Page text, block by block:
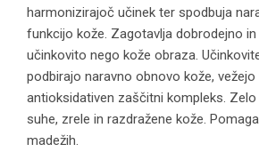
harmonizirajoč učinek ter spodbuja
funkcijo kože. Zagotavlja dobrodejno
učinkovito nego kože obraza.
podbirajo naravno obnovo kože, vežejo
antioksidativen zaščitni kompleks.
suhe, zrele in razdražene kože.
madežih.